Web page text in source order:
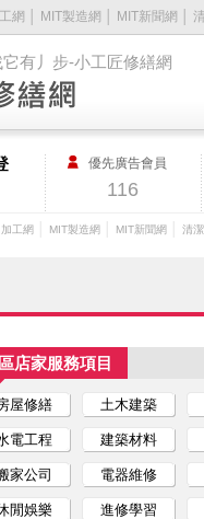
有丿步-小工匠修繕網
網 MIT製造網 MIT新聞網
優先廣告會員
116
加工網 MIT製造網 MIT新聞網 清
店家服務項目
屋修繕 土木建築
電工程 建築材料
家公司 電器維修
閒娛樂 進修學習